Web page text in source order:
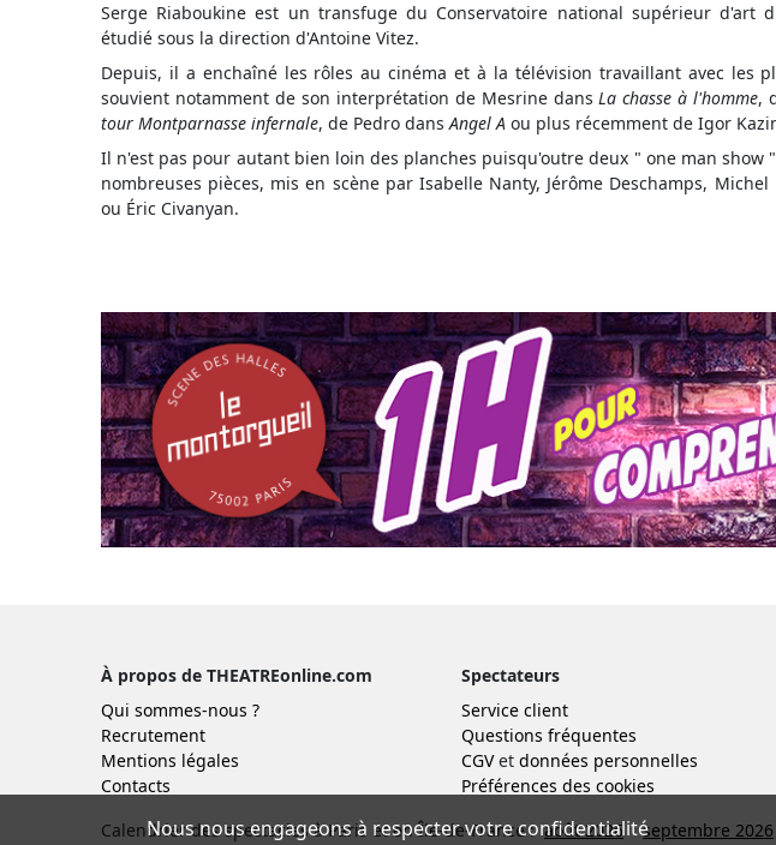
Serge Riaboukine est un transfuge du Conservatoire national supérieur d'art
étudié sous la direction d'Antoine Vitez.
Depuis, il a enchaîné les rôles au cinéma et à la télévision travaillant avec les
souvient notamment de son interprétation de Mesrine dansLa chasse à l'homme,
tour Montparnasse infernale, de Pedro dansAngel A ou plus récemment de Igor
Il n'est pas pour autant bien loin des planches puisqu'outre deux " one man show
nombreuses pièces, mis en scène par Isabelle Nanty, Jérôme Deschamps,
ou Éric Civanyan.
À propos de THEATREonline.com
Qui sommes-nous ?
Recrutement
Mentions légales
Contacts
Spectateurs
Service client
Questions fréquentes
CGVet données personnelles
Préférences des cookies
Calendrier des spectacles à Paris et en Île-de-France : août 2026 septembre 2026
Nous nous engageons à respecter votre confidentialité